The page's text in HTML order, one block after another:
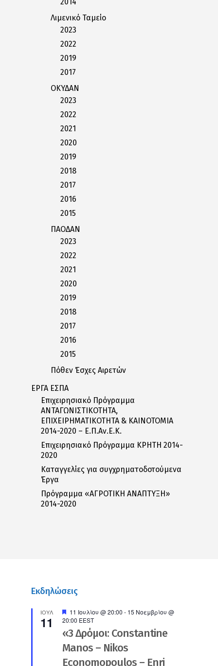
Λιμενικό Ταμείο
2023
2022
2019
2017
ΟΚΥΔΑΝ
2023
2022
2021
2020
2019
2018
2017
2016
2015
ΠΑΟΔΑΝ
2023
2022
2021
2020
2019
2018
2017
2016
2015
Πόθεν Έσχες Αιρετών
ΕΡΓΑ ΕΣΠΑ
Επιχειρησιακό Πρόγραμμα
ΑΝΤΑΓΩΝΙΣΤΙΚΟΤΗΤΑ,
ΕΠΙΧΕΙΡΗΜΑΤΙΚΟΤΗΤΑ & ΚΑΙΝΟΤΟΜΙΑ
2014-2020 – Ε.Π.Αν.Ε.Κ.
Επιχειρησιακό Πρόγραμμα ΚΡΗΤΗ 2014-
2020
Καταγγελίες για συγχρηματοδοτούμενα
Έργα
Πρόγραμμα «ΑΓΡΟΤΙΚΗ ΑΝΑΠΤΥΞΗ»
2014-2020
Εκδηλώσεις
ΙΟΎΛ
11
Προτεινόμενο
11 Ιουλίου @ 20:00 - 15 Νοεμβρίου @
20:00 EEST
«3 Δρόμοι: Constantine
Manos – Nikos
Economopoulos – Enri